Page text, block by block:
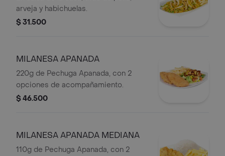
arveja y habichuelas.
$ 31.500
MILANESA APANADA
220g de Pechuga Apanada, con 2
opciones de acompañamiento.
$ 46.500
MILANESA APANADA MEDIANA
110g de Pechuga Apanada, con 2